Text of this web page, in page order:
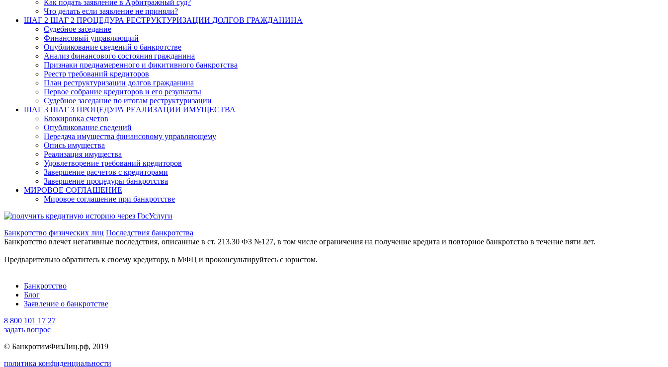
Как подать заявление в Арбитражный суд?
Что делать если заявление не приняли?
ШАГ 2 ШАГ 2 ПРОЦЕДУРА РЕСТРУКТУРИЗАЦИИ ДОЛГОВ ГРАЖДАНИНА
Судебное заседание
Финансовый управляющий
Опубликование сведений о банкротстве
Анализ финансового состояния гражданина
Признаки преднамеренного и фикитивного банкротства
Реестр требований кредиторов
План реструктуризации долгов гражданина
Первое собрание кредиторов и его результаты
Судебное заседание по итогам реструктуризации
ШАГ 3 ШАГ 3 ПРОЦЕДУРА РЕАЛИЗАЦИИ ИМУЩЕСТВА
Блокировка счетов
Опубликование сведений
Передача имущества финансовому управляющему
Опись имущества
Реализация имущества
Удовлетворение требований кредиторов
Завершение расчетов с кредиторами
Завершение процедуры банкротства
МИРОВОЕ СОГЛАШЕНИЕ
Мировое соглашение при банкротстве
Банкротство физических лиц Последствия банкротства
Банкротство влечет негативные последствия, описанные в ст. 213.30 ФЗ №127, в том числе ограничения на получение кредита и повторное банкротство в течение пяти лет.
Предварительно обратитесь к своему кредитору, в МФЦ и проконсультируйтесь с юристом.
Банкротство
Блог
Заявление о банкротстве
8 800 101 17 27
задать вопрос
© БанкротимФизЛиц.рф, 2019
политика конфиденциальности